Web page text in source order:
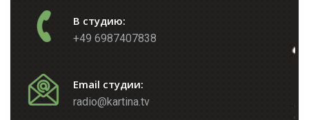
В студию:
+49 6987407838
Email студии:
radio@kartina.tv